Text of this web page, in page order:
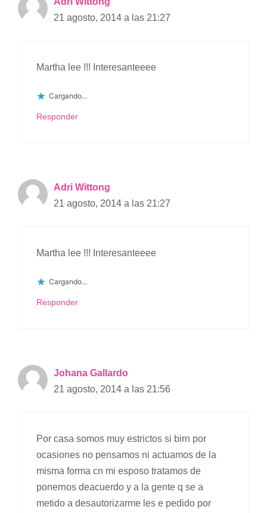
21 agosto, 2014 a las 21:27
Martha lee !!! Interesanteeee
Cargando...
Responder
Adri Wittong
21 agosto, 2014 a las 21:27
Martha lee !!! Interesanteeee
Cargando...
Responder
Johana Gallardo
21 agosto, 2014 a las 21:56
Por casa somos muy estrictos si birn por
ocasiones no pensamos ni actuamos de la
misma forma cn mi esposo tratamos de
ponernos deacuerdo y a la gente q se a
metido a desautorizarme les e pedido por